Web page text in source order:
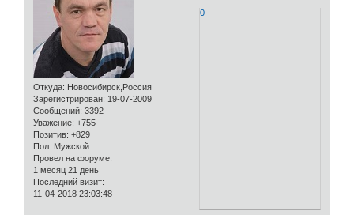
Откуда: Новосибирск,Россия
Зарегистрирован: 19-07-2009
Сообщений: 3392
Уважение: +755
Позитив: +829
Пол: Мужской
Провел на форуме:
1 месяц 21 день
Последний визит:
11-04-2018 23:03:48
0